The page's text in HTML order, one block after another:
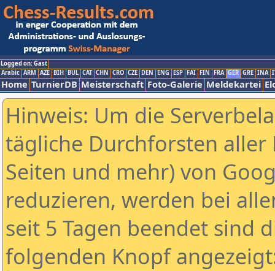
Logged on: Gast
Arabic ARM AZE BIH BUL CAT CHN CRO CZE DEN ENG ESP FAI FIN FRA GER GRE INA
Home TurnierDB Meisterschaft Foto-Galerie Meldekartei
Hinweis: Um die
tägliche Durchforsten aller
Seiten und mehr) von
reduzieren, werden bei
seit 5 Tagen beendet sind
folgenden Knopf